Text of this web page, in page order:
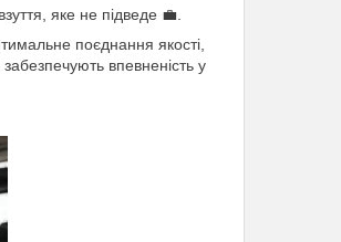
яке не підведе 💼.
поєднання якості,
впевненість у